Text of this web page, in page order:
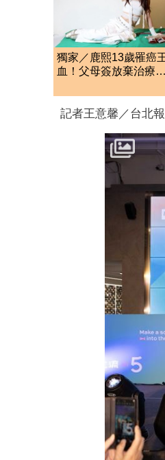
獨家／鹿熙13歲罹癌
血！父母簽放棄治療
記者王意馨／台北